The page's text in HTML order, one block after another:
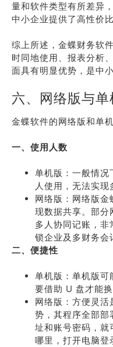
量和软件类型有所差异
中小企业提供了高性价
综上所述，金蝶财务软
时同地使用、报表分析
面具有明显优势，是中
六、网络版与单
金蝶软件的网络版和单
一、使用人数
单机版：一般情况
人使用，无法实现
网络版：网络版
现数据共享。部分
多人协同记账，
锁企业及多财务会
二、便捷性
单机版：单机版可
要借助 U 盘才能
网络版：方便灵
势，其程序全部部
址和账号密码，就
哪里，打开电脑登